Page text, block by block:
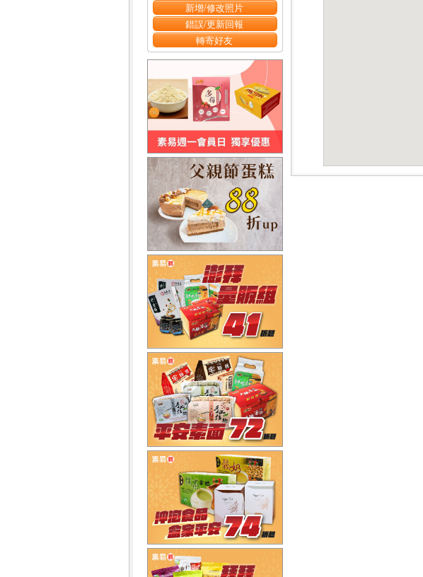
新增/修改照片
錯誤/更新回報
轉寄好友